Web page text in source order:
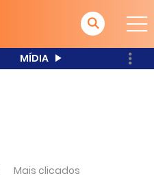
MÍDIA
Mais clicados